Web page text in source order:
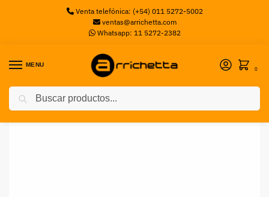
Venta telefónica: (+54) 011 5272-5002
ventas@arrichetta.com
Whatsapp: 11 5272-2382
MENU
0
Inicio Memorias Server / Memoria RAM Lenovo 4ZC7A08707 DDR4, 2933MHz, 16GB